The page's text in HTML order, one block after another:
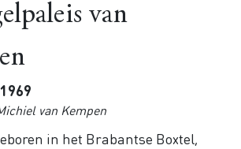
van
van Kempen
in het Brabantse Boxtel,